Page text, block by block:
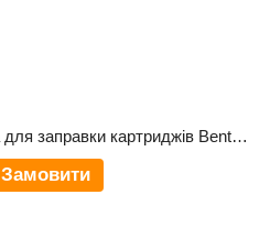
Водні чорнила для заправки картриджів Bentsai B80B (комплект, чорні)
Замовити